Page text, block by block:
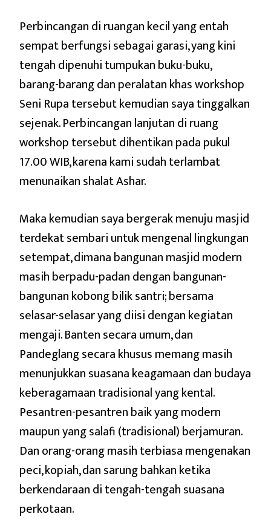
Perbincangan di ruangan kecil yang entah
sempat berfungsi sebagai garasi, yang kini
tengah dipenuhi tumpukan buku-buku,
barang-barang dan peralatan khas workshop
Seni Rupa tersebut kemudian saya tinggalkan
sejenak. Perbincangan lanjutan di ruang
workshop tersebut dihentikan pada pukul
17.00 WIB, karena kami sudah terlambat
menunaikan shalat Ashar.
Maka kemudian saya bergerak menuju masjid
terdekat sembari untuk mengenal lingkungan
setempat, dimana bangunan masjid modern
masih berpadu-padan dengan bangunan-
bangunan kobong bilik santri; bersama
selasar-selasar yang diisi dengan kegiatan
mengaji. Banten secara umum, dan
Pandeglang secara khusus memang masih
menunjukkan suasana keagamaan dan budaya
keberagamaan tradisional yang kental.
Pesantren-pesantren baik yang modern
maupun yang salafi (tradisional) berjamuran.
Dan orang-orang masih terbiasa mengenakan
peci, kopiah, dan sarung bahkan ketika
berkendaraan di tengah-tengah suasana
perkotaan.